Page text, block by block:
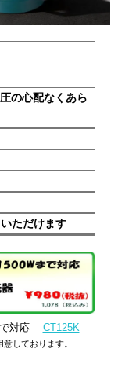
の心配なくあら
ただけます
で対応 CT125K
しております。